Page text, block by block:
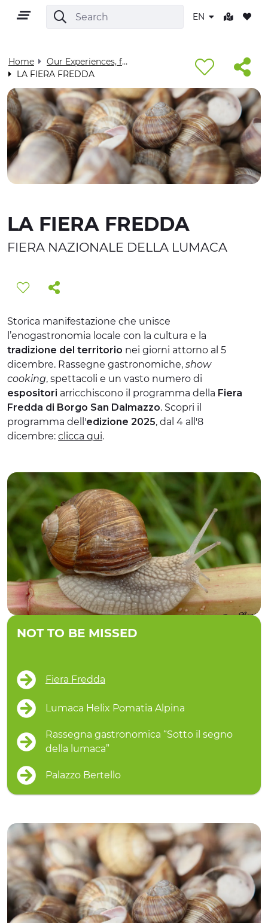
EN
EN
TERRITORY
CULTURE
NATURE AND WELLNESS
EXPERIENCES
OFFERTE
RECEPTION
Home
Our Experiences, for you - Visit Cuneese
LA FIERA FREDDA
LA FIERA FREDDA
FIERA NAZIONALE DELLA LUMACA
Storica manifestazione che unisce
l’enogastronomia locale con la cultura e la
tradizione del territorio nei giorni attorno al 5
dicembre. Rassegne gastronomiche, show
cooking, spettacoli e un vasto numero di
espositori arricchiscono il programma della Fiera
Fredda di Borgo San Dalmazzo. Scopri il
programma dell'edizione 2025, dal 4 all'8
dicembre: clicca qui.
NOT TO BE MISSED
Fiera Fredda
Lumaca Helix Pomatia Alpina
Rassegna gastronomica “Sotto il segno
della lumaca”
Palazzo Bertello